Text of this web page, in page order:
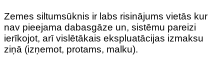
Zemes siltumsūknis ir labs risinājums vietās kur
nav pieejama dabasgāze un, sistēmu pareizi
ierīkojot, arī vislētākais ekspluatācijas izmaksu
ziņā (izņemot, protams, malku).